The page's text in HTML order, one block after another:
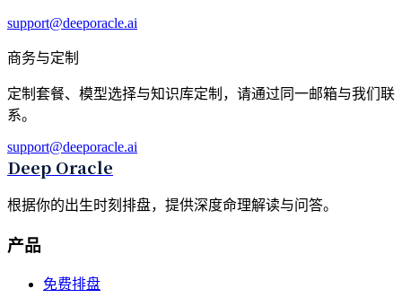
support@deeporacle.ai
商务与定制
定制套餐、模型选择与知识库定制，请通过同一邮箱与我们联
系。
support@deeporacle.ai
Deep Oracle
根据你的出生时刻排盘，提供深度命理解读与问答。
产品
免费排盘